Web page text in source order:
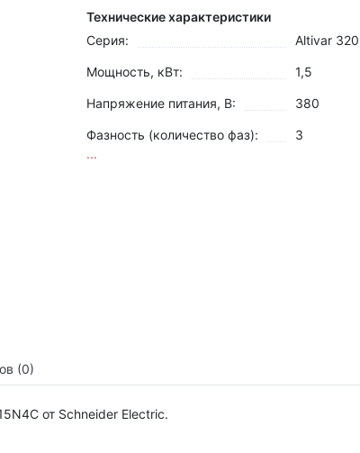
Технические характеристики
Серия:
Altivar 320
Мощность, кВт: 1,5
Напряжение питания, В: 380
Фазность (количество фаз):
3
...
(0)
от Schneider Electric.